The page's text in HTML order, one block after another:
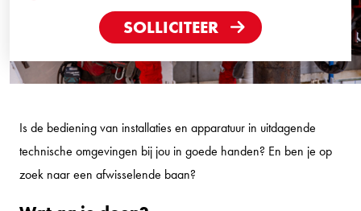
SOLLICITEER
Is de bediening van installaties en apparatuur in uitdagende
technische omgevingen bij jou in goede handen? En ben je op
zoek naar een afwisselende baan?